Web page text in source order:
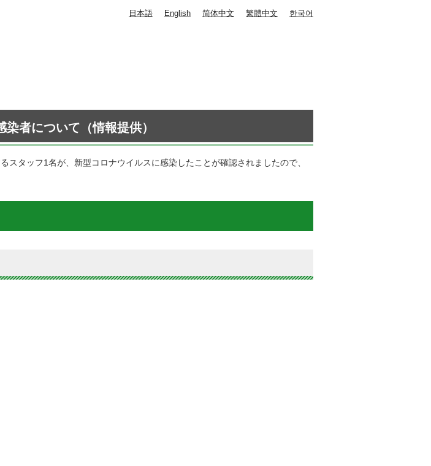
日本語 English 简体中文 繁體中文 한국어
者について（情報提供）
タッフ1名が、新型コロナウイルスに感染したことが確認されましたので、